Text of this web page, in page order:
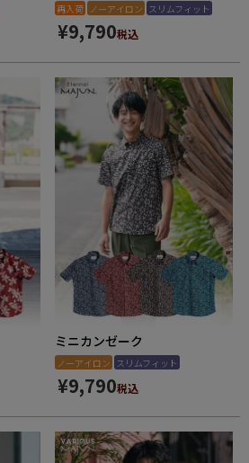
再入荷 ノーアイロン スリムフィット
¥9,790税込
ミニカンゼーク
ノーアイロン スリムフィット
¥9,790税込